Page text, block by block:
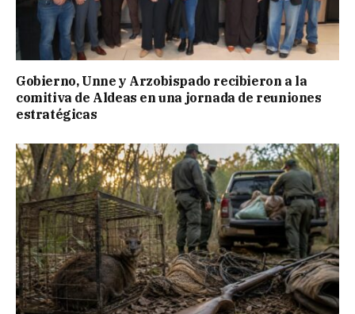
Gobierno, Unne y Arzobispado recibieron a la
comitiva de Aldeas en una jornada de reuniones
estratégicas